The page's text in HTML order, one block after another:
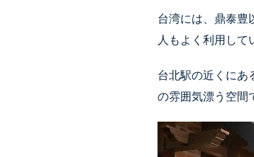
台湾には、鼎泰豊
人もよく利用して
台北駅の近くにあ
の雰囲気漂う空間